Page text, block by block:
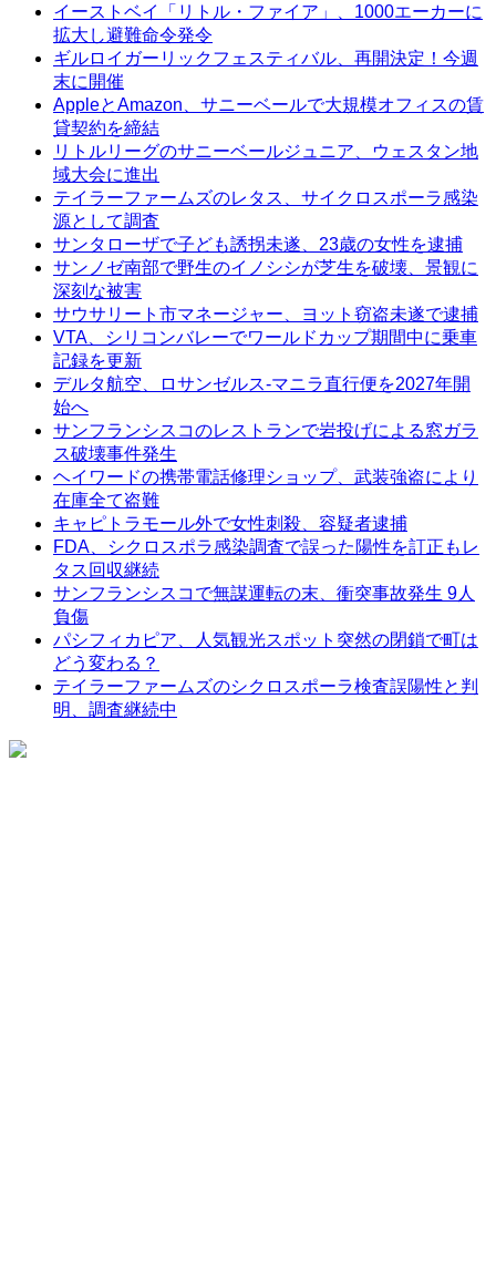
イーストベイ「リトル・ファイア」、1000エーカーに
拡大し避難命令発令
ギルロイガーリックフェスティバル、再開決定！今週
末に開催
AppleとAmazon、サニーベールで大規模オフィスの賃
貸契約を締結
リトルリーグのサニーベールジュニア、ウェスタン地
域大会に進出
テイラーファームズのレタス、サイクロスポーラ感染
源として調査
サンタローザで子ども誘拐未遂、23歳の女性を逮捕
サンノゼ南部で野生のイノシシが芝生を破壊、景観に
深刻な被害
サウサリート市マネージャー、ヨット窃盗未遂で逮捕
VTA、シリコンバレーでワールドカップ期間中に乗車
記録を更新
デルタ航空、ロサンゼルス-マニラ直行便を2027年開
始へ
サンフランシスコのレストランで岩投げによる窓ガラ
ス破壊事件発生
ヘイワードの携帯電話修理ショップ、武装強盗により
在庫全て盗難
キャピトラモール外で女性刺殺、容疑者逮捕
FDA、シクロスポラ感染調査で誤った陽性を訂正もレ
タス回収継続
サンフランシスコで無謀運転の末、衝突事故発生 9人
負傷
パシフィカピア、人気観光スポット突然の閉鎖で町は
どう変わる？
テイラーファームズのシクロスポーラ検査誤陽性と判
明、調査継続中